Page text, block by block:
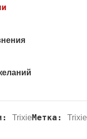
TrixieМетка: Trixie